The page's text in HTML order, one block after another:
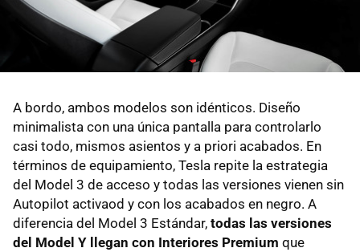
A bordo, ambos modelos son idénticos. Diseño
minimalista con una única pantalla para controlarlo
casi todo, mismos asientos y a priori acabados. En
términos de equipamiento, Tesla repite la estrategia
del Model 3 de acceso y todas las versiones vienen sin
Autopilot activaod y con los acabados en negro. A
diferencia del Model 3 Estándar, todas las versiones
del Model Y llegan con Interiores Premium que